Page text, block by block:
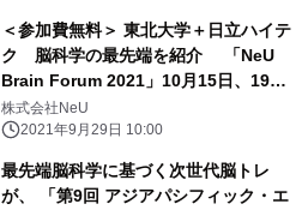
＜参加費無料＞ 東北大学＋日立ハイテ
ク 脳科学の最先端を紹介 「NeU
Brain Forum 2021」10月15日、19日
にウェビナー開催
株式会社NeU
2021年9月29日 10:00
最先端脳科学に基づく次世代脳トレ
が、 「第9回 アジアパシフィック・エ